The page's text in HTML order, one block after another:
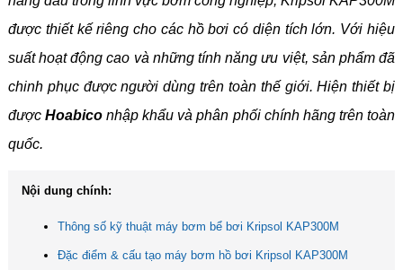
được thiết kế riêng cho các hồ bơi có diện tích lớn. Với hiệu
suất hoạt động cao và những tính năng ưu việt, sản phẩm đã
chinh phục được người dùng trên toàn thế giới. Hiện thiết bị
đượcHoabico nhập khẩu và phân phối chính hãng trên toàn
quốc.
Nội dung chính:
Thông số kỹ thuật máy bơm bể bơi Kripsol KAP300M
Đặc điểm & cấu tạo máy bơm hồ bơi Kripsol KAP300M